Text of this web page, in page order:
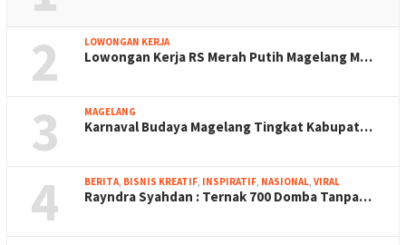
2 LOWONGAN KERJA
Lowongan Kerja RS Merah Putih Magelang M…
3 MAGELANG
Karnaval Budaya Magelang Tingkat Kabupat…
4 BERITA, BISNIS KREATIF, INSPIRATIF, NASIONAL, VIRAL
Rayndra Syahdan : Ternak 700 Domba Tanpa…